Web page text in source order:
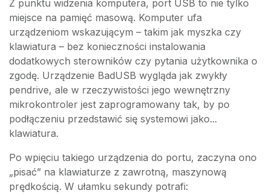
Z punktu widzenia komputera, port USB to nie tylko
miejsce na pamięć masową. Komputer ufa
urządzeniom wskazującym – takim jak myszka czy
klawiatura – bez konieczności instalowania
dodatkowych sterowników czy pytania użytkownika o
zgodę. Urządzenie BadUSB wygląda jak zwykły
pendrive, ale w rzeczywistości jego wewnętrzny
mikrokontroler jest zaprogramowany tak, by po
podłączeniu przedstawić się systemowi jako...
klawiatura.
Po wpięciu takiego urządzenia do portu, zaczyna ono
„pisać” na klawiaturze z zawrotną, maszynową
prędkością. W ułamku sekundy potrafi: